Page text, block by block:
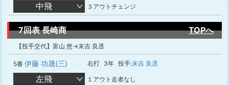
中飛 ３アウトチェンジ
7回表 長崎商 TOPへ
【投手交代】富山 悠→末吉 良丞
5番 伊藤 功晟(三) 右打 3年 投手:末吉 良丞
左飛 １アウト走者なし